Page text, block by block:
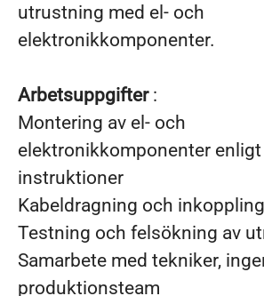
utrustning med el- och
elektronikkomponenter.
Arbetsuppgifter:
Montering av el- och
elektronikkomponenter
instruktioner
Kabeldragning och inkoppling
Testning och felsökning av
Samarbete med tekniker,
produktionsteam